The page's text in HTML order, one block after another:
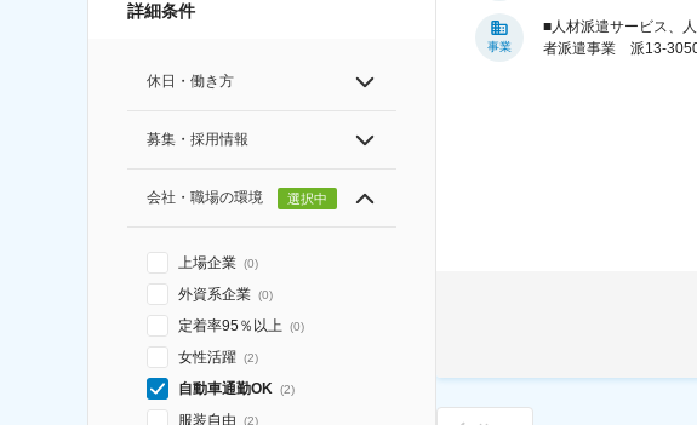
詳細条件
休日・働き方
募集・採用情報
会社・職場の環境 選択中
上場企業 (0)
外資系企業 (0)
定着率95％以上 (0)
女性活躍 (2)
自動車通勤OK (2)
服装自由 (2)
事業
■人材派遣サービス、
者派遣事業 派13-